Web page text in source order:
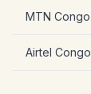
MTN Congo
Airtel Congo